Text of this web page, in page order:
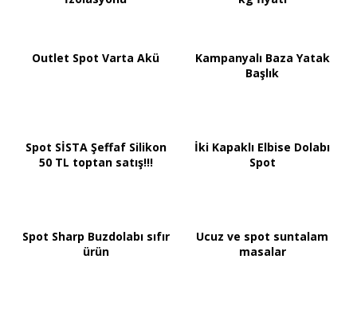
Outlet Spot Varta Akü
Kampanyalı Baza Yatak
Başlık
Spot SİSTA Şeffaf Silikon
50 TL toptan satış!!!
İki Kapaklı Elbise Dolabı
Spot
Spot Sharp Buzdolabı sıfır
ürün
Ucuz ve spot suntalam
masalar